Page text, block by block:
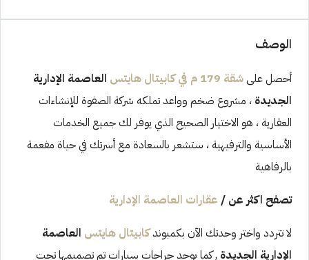
الوصف
أحصل علىشقة 179 م في كابيتال هايتس
العاصمة الإدارية
الجديدة ، مشروع ضخم وواعد تملكه شركة الصفوة للإنشاءات
العقارية ، هو الاختيار الصحيح الذي يوفر لك جميع الخدمات
الأساسية والترفيهية ، ستشعر بالسعادة مع أسرتك في حياة مفعمة
بالرفاهية
تصفح اكثر عن / عقارات العاصمة الإدارية
لا تتردد واختر وحدتك الآن بكمبوندكابيتال هايتس العاصمة
الإدارية الجديدة , كما يوجد جراجات سيارات تم تصميمها تحت